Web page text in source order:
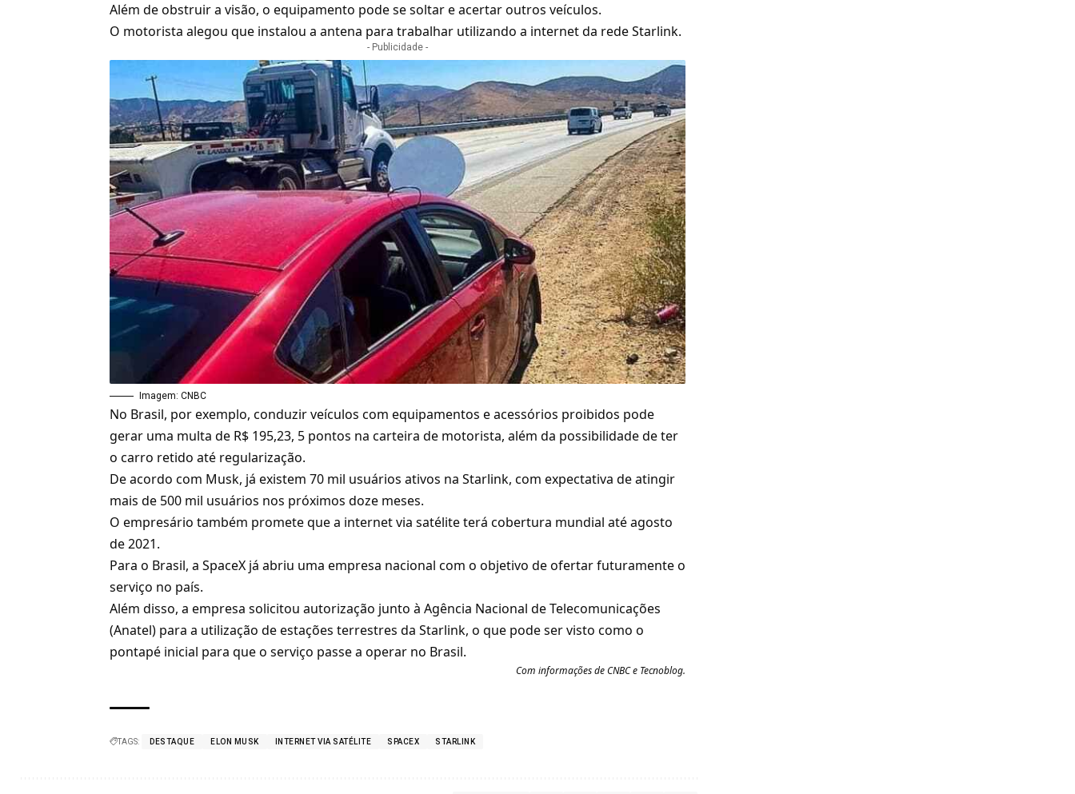
Além de obstruir a visão, o equipamento pode se soltar e acertar outros veículos.
O motorista alegou que instalou a antena para trabalhar utilizando a internet da redeStarlink.
- Publicidade -
Imagem: CNBC
No Brasil, por exemplo, conduzir veículos com equipamentos e acessórios proibidos pode
gerar uma multa de R$ 195,23, 5 pontos na carteira de motorista, além da possibilidade de ter
o carro retido até regularização.
De acordo com Musk, já existem 70 mil usuários ativos na Starlink, com expectativa de atingir
mais de 500 mil usuários nos próximos doze meses.
O empresário também promete que a internet via satélite terá cobertura mundial até agosto
de 2021.
Para o Brasil, a SpaceX já abriu uma empresa nacional com o objetivo de ofertar futuramente o
serviço no país.
Além disso, a empresa solicitou autorização junto à Agência Nacional de Telecomunicações
(Anatel) para a utilização de estações terrestres da Starlink, o que pode ser visto como o
pontapé inicial para que o serviço passe a operar no Brasil.
Com informações deCNBCe Tecnoblog.
TAGS: DESTAQUE ELON MUSK INTERNET VIA SATÉLITE SPACEX STARLINK